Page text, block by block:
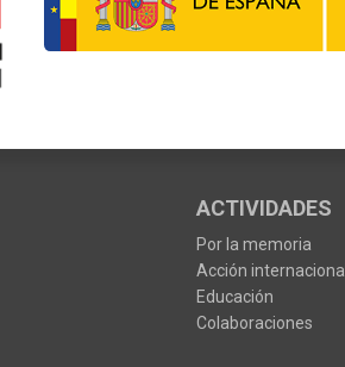
ACTIVIDADES
Por la memoria
Acción internacional
Educación
Colaboraciones